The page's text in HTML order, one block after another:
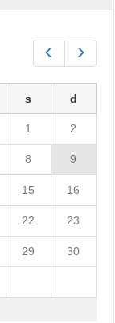
Préc.
s d
1 2
8 9
15 16
22 23
29 30